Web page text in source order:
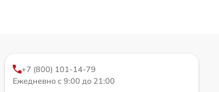
+7 (800) 101-14-79
Ежедневно с 9:00 до 21:00